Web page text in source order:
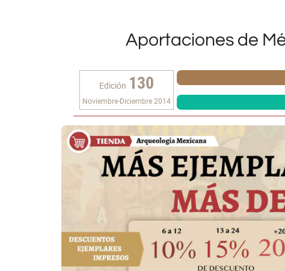
Aportaciones de
Edición 130
Noviembre-Diciembre 2014